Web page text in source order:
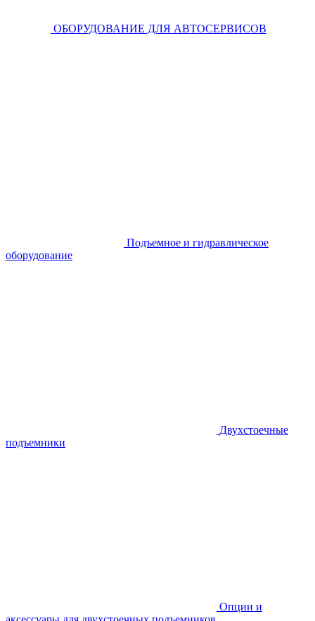
ОБОРУДОВАНИЕ ДЛЯ АВТОСЕРВИСОВ
Подъемное и гидравлическое
оборудование
Двухстоечные
подъемники
Опции и